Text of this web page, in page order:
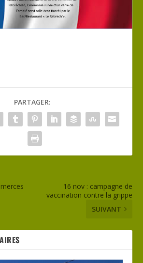
PARTAGER:
16 nov : campagne de
vaccination contre la grippe
SUIVANT